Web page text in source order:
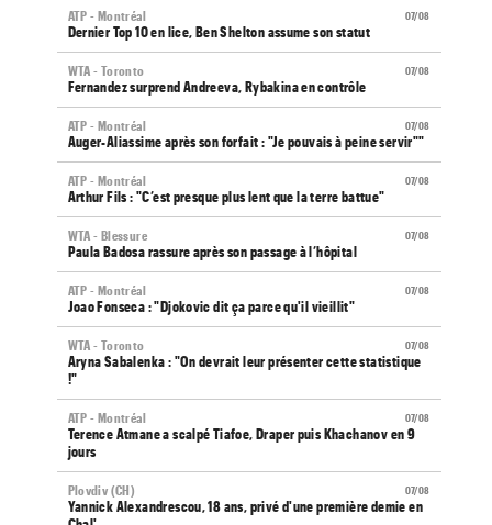
07/08
ATP - Montréal
Dernier Top 10 en lice, Ben Shelton assume son statut
07/08
WTA - Toronto
Fernandez surprend Andreeva, Rybakina en contrôle
07/08
ATP - Montréal
Auger-Aliassime après son forfait : "Je pouvais à peine servir""
07/08
ATP - Montréal
Arthur Fils : "C’est presque plus lent que la terre battue"
07/08
WTA - Blessure
Paula Badosa rassure après son passage à l’hôpital
07/08
ATP - Montréal
Joao Fonseca : "Djokovic dit ça parce qu'il vieillit"
07/08
WTA - Toronto
Aryna Sabalenka : "On devrait leur présenter cette statistique
!"
07/08
ATP - Montréal
Terence Atmane a scalpé Tiafoe, Draper puis Khachanov en 9
jours
07/08
Plovdiv (CH)
Yannick Alexandrescou, 18 ans, privé d'une première demie en